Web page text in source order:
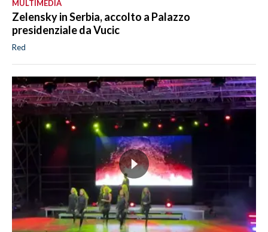
MULTIMEDIA
Zelensky in Serbia, accolto a Palazzo
presidenziale da Vucic
Red